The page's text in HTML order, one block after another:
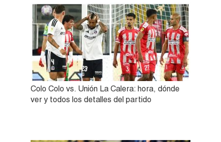
Colo Colo vs. Unión La Calera: hora, dónde
ver y todos los detalles del partido